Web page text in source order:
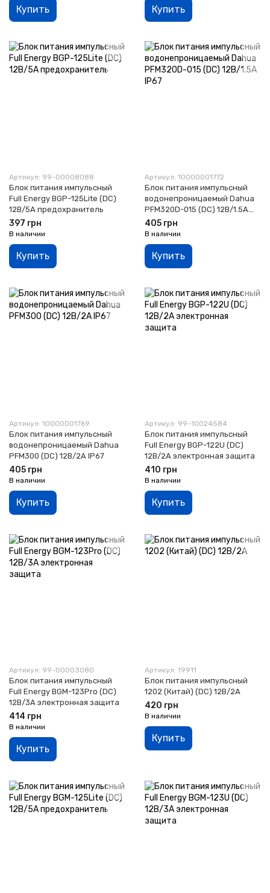
Купить Купить
Артикул: 99-00008088
Блок питания импульсный
Full Energy BGP-125Lite (DC)
12В/5А предохранитель
397 грн
В наличии
Купить
Артикул: 10000001772
Блок питания импульсный
водонепроницаемый Dahua
PFM320D-015 (DC) 12В/1.5A
IP67
405 грн
В наличии
Купить
Артикул: 10000001769
Блок питания импульсный
водонепроницаемый Dahua
PFM300 (DC) 12В/2А IP67
405 грн
В наличии
Купить
Артикул: 99-10024584
Блок питания импульсный
Full Energy BGP-122U (DC)
12В/2А электронная защита
410 грн
В наличии
Купить
Артикул: 99-00003080
Блок питания импульсный
Full Energy BGM-123Pro (DC)
12В/3А электронная защита
414 грн
В наличии
Купить
Артикул: 19911
Блок питания импульсный
1202 (Китай) (DC) 12В/2А
420 грн
В наличии
Купить